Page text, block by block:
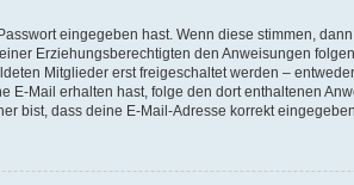
eingegeben hast. Wenn diese stimmen,
Erziehungsberechtigten den Anweisungen
Mitglieder erst freigeschaltet werden –
E-Mail erhalten hast, folge den dort enthaltenen
bist, dass deine E-Mail-Adresse korrekt